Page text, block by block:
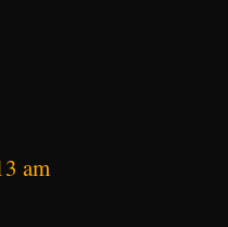
am